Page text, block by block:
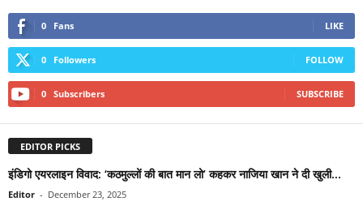
0 Fans LIKE
0 Followers FOLLOW
0 Subscribers SUBSCRIBE
EDITOR PICKS
इंडिगो एयरलाइन विवाद: ‘कठमुल्लों की बात मान लो’ कहकर नाजिया खान ने दी खुली...
Editor - December 23, 2025